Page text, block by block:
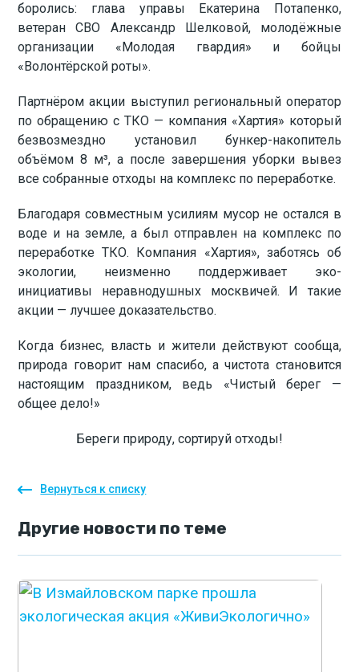
боролись: глава управы Екатерина Потапенко,
ветеран СВО Александр Шелковой, молодёжные
организации «Молодая гвардия» и бойцы
«Волонтёрской роты».
Партнёром акции выступил региональный оператор
по обращению с ТКО — компания «Хартия» который
безвозмездно установил бункер-накопитель
объёмом 8 м³, а после завершения уборки вывез
все собранные отходы на комплекс по переработке.
Благодаря совместным усилиям мусор не остался в
воде и на земле, а был отправлен на комплекс по
переработке ТКО. Компания «Хартия», заботясь об
экологии, неизменно поддерживает эко-
инициативы неравнодушных москвичей. И такие
акции — лучшее доказательство.
Когда бизнес, власть и жители действуют сообща,
природа говорит нам спасибо, а чистота становится
настоящим праздником, ведь «Чистый берег —
общее дело!»
Береги природу, сортируй отходы!
Вернуться к списку
Другие новости по теме